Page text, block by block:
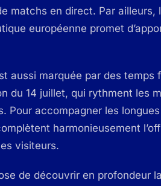
matchs en direct. Par ailleurs,
européenne promet
aussi marquée par des
du 14 juillet, qui rythment les
Pour accompagner les
harmonieusement
visiteurs.
de découvrir en profondeur